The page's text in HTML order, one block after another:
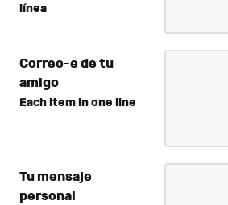
línea
Correo-e de tu
amigo
Each item in one line
Tu mensaje
personal